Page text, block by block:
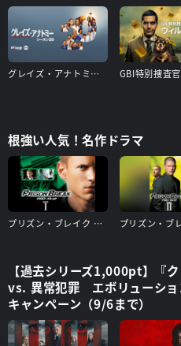
グレイズ・アナトミー シーズン20
根強い人気！名作ドラマ
プリズン・ブレイク シーズン1
【過去シリーズ1,000pt】『
vs. 異常犯罪 エボリューショ
キャンペーン（9/6まで）